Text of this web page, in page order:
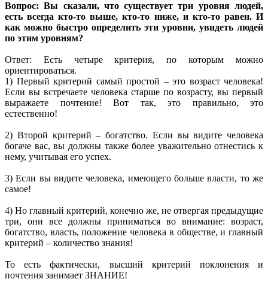
Вопрос: Вы сказали, что существует три уровня людей,
есть всегда кто-то выше, кто-то ниже, и кто-то равен. И
как можно быстро определить эти уровни, увидеть людей
по этим уровням?
Ответ: Есть четыре критерия, по которым можно
ориентироваться.
1) Первый критерий самый простой – это возраст человека!
Если вы встречаете человека старше по возрасту, вы первый
выражаете почтение! Вот так, это правильно, это
естественно!
2) Второй критерий – богатство. Если вы видите человека
богаче вас, вы должны также более уважительно отнестись к
нему, учитывая его успех.
3) Если вы видите человека, имеющего больше власти, то же
самое!
4) Но главный критерий, конечно же, не отвергая предыдущие
три, они все должны приниматься во внимание: возраст,
богатство, власть, положение человека в обществе, и главный
критерий – количество знания!
То есть фактически, высший критерий поклонения и
почтения занимает ЗНАНИЕ!